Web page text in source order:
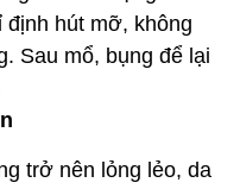
hút mỡ, không
Sau mổ, bụng để lại
trở nên lỏng lẻo, da